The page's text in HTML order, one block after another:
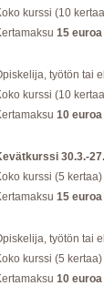
kurssi (10
15 euroa
työtön tai
kurssi (10
10 euroa
30.3.-
kurssi (5 kertaa)
15 euroa
työtön tai
kurssi (5 kertaa)
10 euroa